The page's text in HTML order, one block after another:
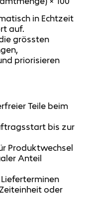
in Echtzeit
auf.
grössten
priorisieren
Teile beim
bis zur
Produktwechsel
Anteil
oder